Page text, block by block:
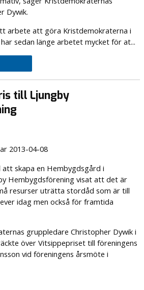
Dywik.
arbete att göra Kristdemokraterna i
har sedan länge arbetet mycket för at...
till Ljungby
2013-04-08
skapa en Hembygdsgård i
Hembygdsförening visat att det är
resurser uträtta stordåd som är till
idag men också för framtida
gruppledare Christopher Dywik i
över Vitsippepriset till föreningens
vid föreningens årsmöte i